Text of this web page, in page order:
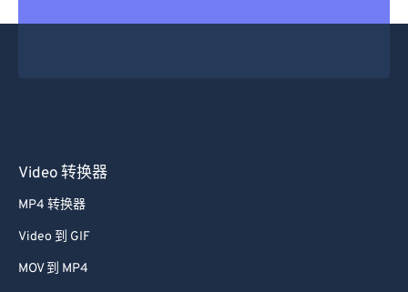
Video 转换器
MP4 转换器
Video 到 GIF
MOV 到 MP4